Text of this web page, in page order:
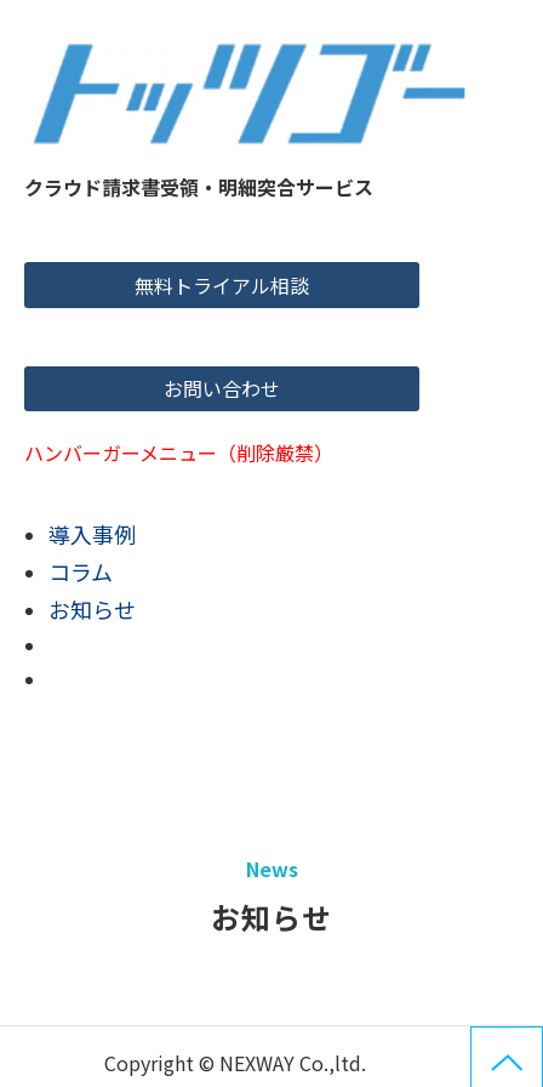
クラウド請求書受領・明細突合サービス
無料トライアル相談
お問い合わせ
ハンバーガーメニュー（削除厳禁）
導入事例
コラム
お知らせ
News
お知らせ
Copyright © NEXWAY Co.,ltd.